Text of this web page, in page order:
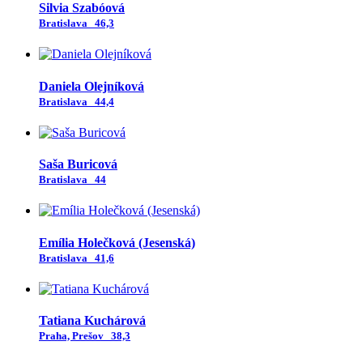
Silvia Szabóová
Bratislava 46,3
Daniela Olejníková
Bratislava 44,4
Saša Buricová
Bratislava 44
Emília Holečková (Jesenská)
Bratislava 41,6
Tatiana Kuchárová
Praha, Prešov 38,3